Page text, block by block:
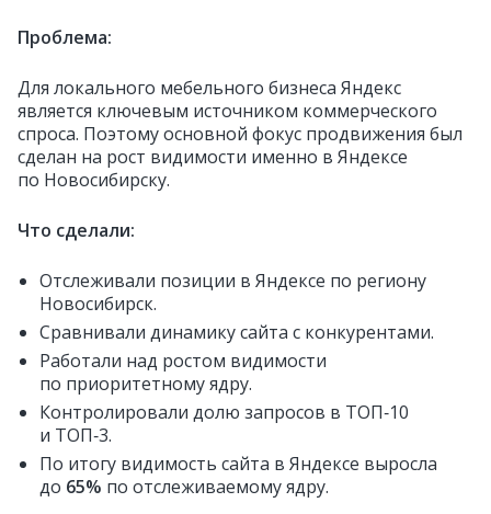
Проблема:
Для локального мебельного бизнеса Яндекс
является ключевым источником коммерческого
спроса. Поэтому основной фокус продвижения был
сделан на рост видимости именно в Яндексе
по Новосибирску.
Что сделали:
Отслеживали позиции в Яндексе по региону
Новосибирск.
Сравнивали динамику сайта с конкурентами.
Работали над ростом видимости
по приоритетному ядру.
Контролировали долю запросов в ТОП‑10
и ТОП‑3.
По итогу видимость сайта в Яндексе выросла
до 65% по отслеживаемому ядру.